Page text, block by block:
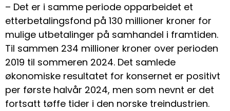
– Det er i samme periode opparbeidet et
etterbetalingsfond på 130 millioner kroner for
mulige utbetalinger på samhandel i framtiden.
Til sammen 234 millioner kroner over perioden
2019 til sommeren 2024. Det samlede
økonomiske resultatet for konsernet er positivt
per første halvår 2024, men som nevnt er det
fortsatt tøffe tider i den norske treindustrien.